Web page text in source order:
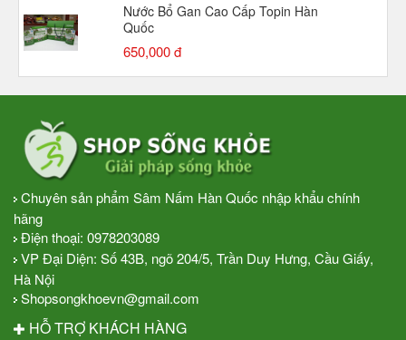
Nước Bổ Gan Cao Cấp Topin Hàn
Quốc
650,000 đ
Chuyên sản phẩm Sâm Nấm Hàn Quốc nhập khẩu chính
hãng
Điện thoại: 0978203089
VP Đại Diện: Số 43B, ngõ 204/5, Trần Duy Hưng, Cầu Giấy,
Hà Nội
Shopsongkhoevn@gmail.com
HỖ TRỢ KHÁCH HÀNG